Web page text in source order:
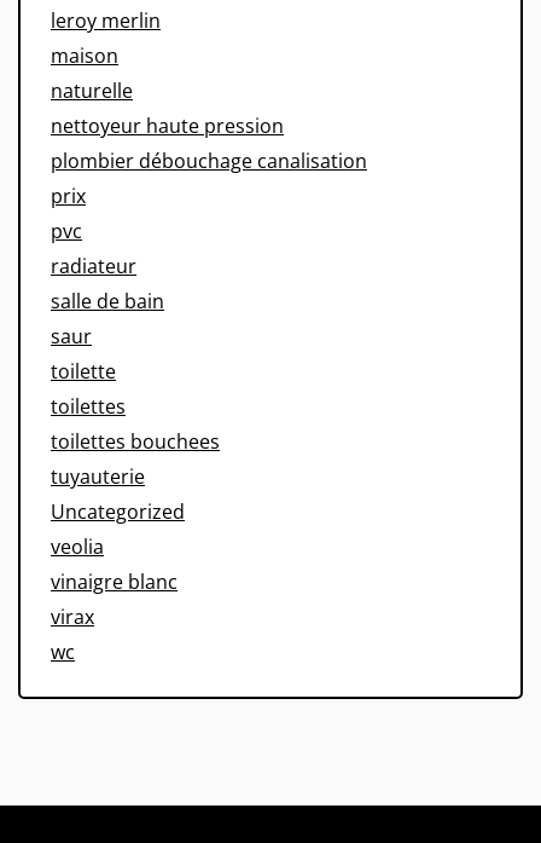
leroy merlin
maison
naturelle
nettoyeur haute pression
plombier débouchage canalisation
prix
pvc
radiateur
salle de bain
saur
toilette
toilettes
toilettes bouchees
tuyauterie
Uncategorized
veolia
vinaigre blanc
virax
wc